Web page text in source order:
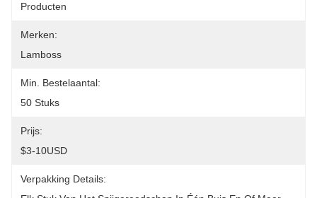
Producten
Merken:
Lamboss
Min. Bestelaantal:
50 Stuks
Prijs:
$3-10USD
Verpakking Details: